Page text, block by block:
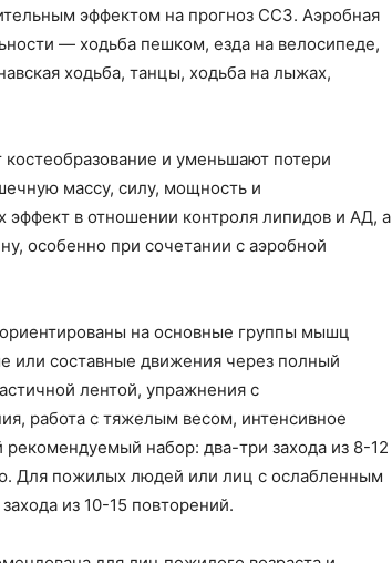
эффектом на прогноз ССЗ. Аэробная
— ходьба пешком, езда на велосипеде,
ходьба, танцы, ходьба на лыжах,
костеобразование и уменьшают потери
массу, силу, мощность и
в отношении контроля липидов и АД, а
особенно при сочетании с аэробной
на основные группы мышц
или составные движения через полный
лентой, упражнения с
работа с тяжелым весом, интенсивное
набор: два-три захода из 8-12
Для пожилых людей или лиц с ослабленным
из 10-15 повторений.